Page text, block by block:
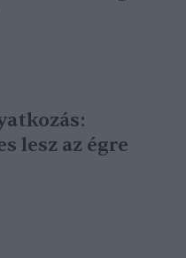
lesz az égre